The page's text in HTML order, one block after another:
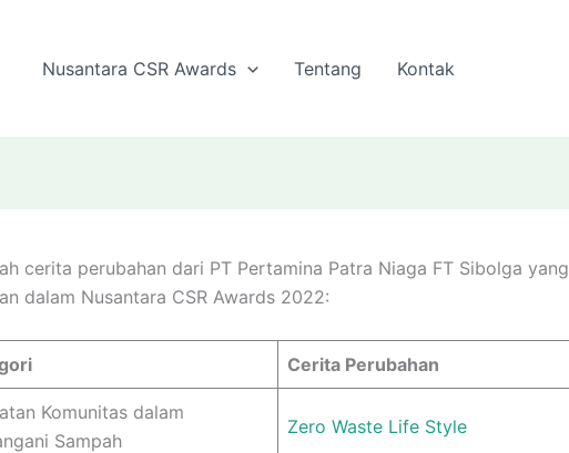
Nusantara CSR Awards Tentang Kontak
cerita perubahan dari PT Pertamina Patra Niaga FT Sibolga yang
dalam Nusantara CSR Awards 2022:
Cerita Perubahan
Komunitas dalam
Sampah
Zero Waste Life Style